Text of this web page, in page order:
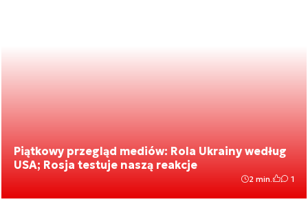
Piątkowy przegląd mediów: Rola Ukrainy według
USA; Rosja testuje naszą reakcje
2 min. 1